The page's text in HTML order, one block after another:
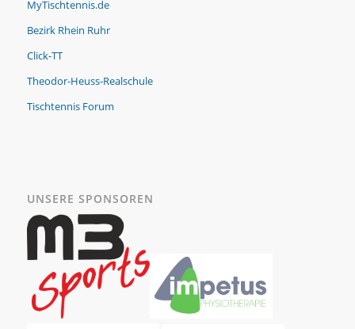
MyTischtennis.de
Bezirk Rhein Ruhr
Click-TT
Theodor-Heuss-Realschule
Tischtennis Forum
UNSERE SPONSOREN